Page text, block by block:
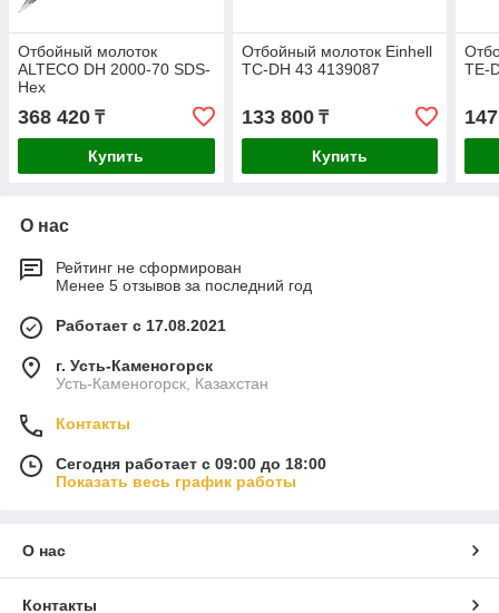
Отбойный молоток
ALTECO DH 2000-70 SDS-
Hex
368 420 ₸
Купить
Отбойный молоток Einhell
TC-DH 43 4139087
133 800₸
Купить
TE-
О нас
Рейтинг не сформирован
Менее 5 отзывов за последний год
Работает с 17.08.2021
г. Усть-Каменогорск
Усть-Каменогорск, Казахстан
Контакты
Сегодня работает с 09:00 до 18:00
Показать весь график работы
О нас
Контакты